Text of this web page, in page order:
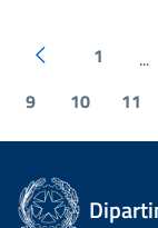
1 ...
9
10 11